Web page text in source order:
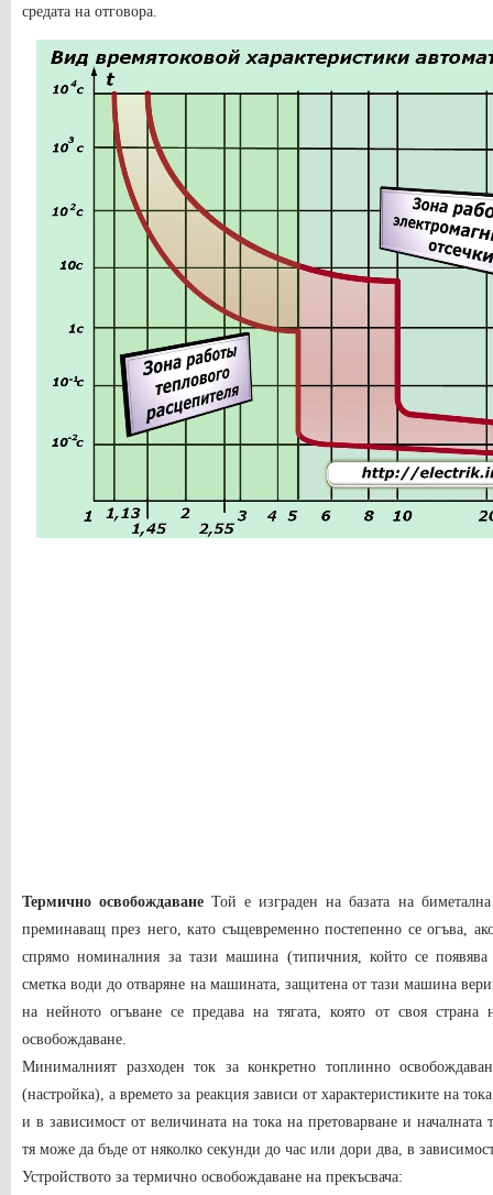
средата на отговора.
Термично освобождаванеТой е изграден на базата на
преминаващ през него, като същевременно постепенно се огъва,
спрямо номиналния за тази машина (типичния, който се
сметка води до отваряне на машината, защитена от тази машина
на нейното огъване се предава на тягата, която от своя страна
освобождаване.
Минималният разходен ток за конкретно топлинно
(настройка), а времето за реакция зависи от характеристиките на
и в зависимост от величината на тока на претоварване и началната
тя може да бъде от няколко секунди до час или дори два, в
Устройството за термично освобождаване на прекъсвача: